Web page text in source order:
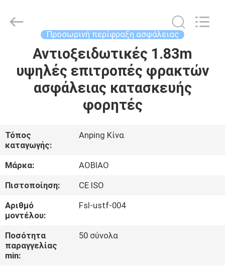
ΣΠΊΤΙ
ΠΡΟΪΌΝΤΑ
ΕΜΕΊΣ
ΓΎΡΟΣ
ΕΡΓΟΣΤΑΣΊΩΝ
ΠΟΙΟΤΙΚΌΣ
ΈΛΕΓΧΟΣ
Copyright
securityfence.com.
Προσωρινή περίφραξη ασφάλειας
Αντιοξειδωτικές 1.83m
υψηλές επιτροπές φρακτών
ασφάλειας κατασκευής
φορητές
Τόπος
καταγωγής:
Anping Κίνα
Μάρκα:
AOBIAO
Πιστοποίηση:
CE ISO
Αριθμό
μοντέλου:
Fsl-ustf-004
Ποσότητα
παραγγελίας
min:
50 σύνολα